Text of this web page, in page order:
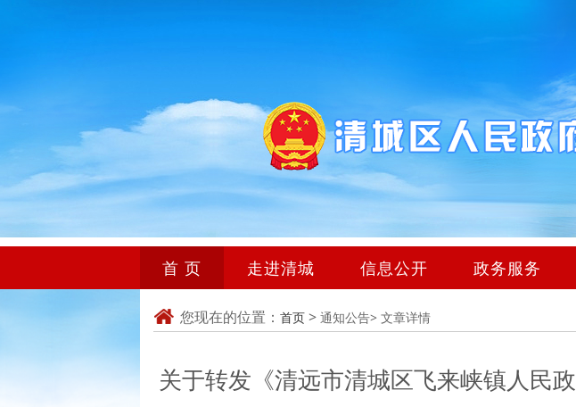
首 页 走进清城 信息公开 政务服务
您现在的位置： 首页 > 通知公告> 文章详情
关于转发《清远市清城区飞来峡镇人民